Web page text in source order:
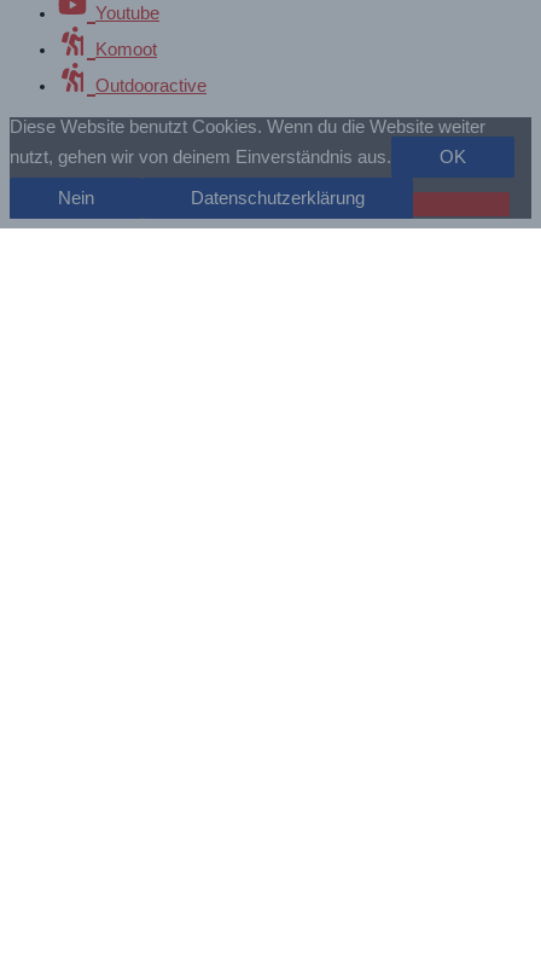
Youtube
Komoot
Outdooractive
Diese Website benutzt Cookies. Wenn du die Website weiter
nutzt, gehen wir von deinem Einverständnis aus.
OK
Nein Datenschutzerklärung